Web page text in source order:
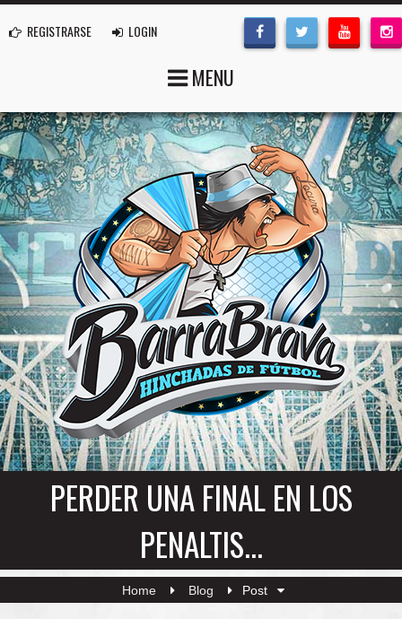
REGISTRARSE LOGIN
MENU
PERDER UNA FINAL EN LOS
PENALTIS...
Home Blog Post